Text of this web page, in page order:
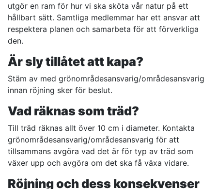
utgör en ram för hur vi ska sköta vår natur på ett
hållbart sätt. Samtliga medlemmar har ett ansvar att
respektera planen och samarbeta för att förverkliga
den.
Är sly tillåtet att kapa?
Stäm av med grönområdesansvarig/områdesansvarig
innan röjning sker för beslut.
Vad räknas som träd?
Till träd räknas allt över 10 cm i diameter. Kontakta
grönområdesansvarig/områdesansvarig för att
tillsammans avgöra vad det är för typ av träd som
växer upp och avgöra om det ska få växa vidare.
Röjning och dess konsekvenser